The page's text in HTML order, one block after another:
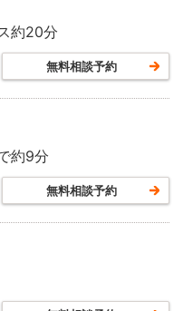
約20分
無料相談予約
約9分
無料相談予約